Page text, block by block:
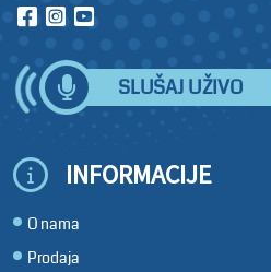
SLUŠAJ UŽIVO
INFORMACIJE
O nama
Prodaja